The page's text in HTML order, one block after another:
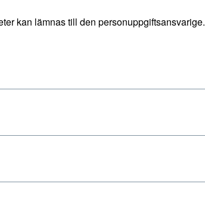
kan lämnas till den personuppgiftsansvarige.